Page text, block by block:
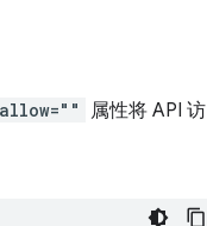
allow=""
属性将 API 访